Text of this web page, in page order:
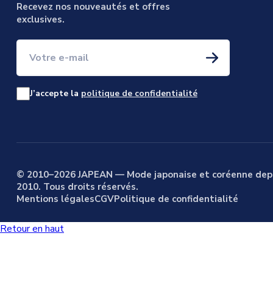
Recevez nos nouveautés et offres
exclusives.
J’accepte la politique de confidentialité
© 2010–2026 JAPEAN — Mode japonaise et coréenne
2010. Tous droits réservés.
Mentions légalesCGVPolitique de confidentialité
Retour en haut